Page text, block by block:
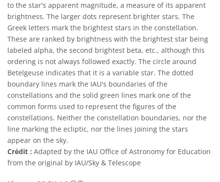
to the star's apparent magnitude, a measure of its apparent
brightness. The larger dots represent brighter stars. The
Greek letters mark the brightest stars in the constellation.
These are ranked by brightness with the brightest star being
labeled alpha, the second brightest beta, etc., although this
ordering is not always followed exactly. The circle around
Betelgeuse indicates that it is a variable star. The dotted
boundary lines mark the IAU's boundaries of the
constellations and the solid green lines mark one of the
common forms used to represent the figures of the
constellations. Neither the constellation boundaries, nor the
line marking the ecliptic, nor the lines joining the stars
appear on the sky.
Crédit : Adapted by the IAU Office of Astronomy for Education
from the original by IAU/Sky & Telescope